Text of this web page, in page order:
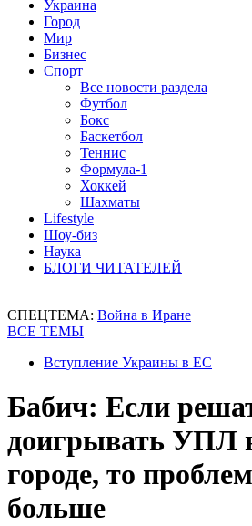
Украина
Город
Мир
Бизнес
Спорт
Все новости раздела
Футбол
Бокс
Баскетбол
Теннис
Формула-1
Хоккей
Шахматы
Lifestyle
Шоу-биз
Наука
БЛОГИ ЧИТАТЕЛЕЙ
СПЕЦТЕМА: Война в Иране
ВСЕ ТЕМЫ
Вступление Украины в ЕС
Бабич: Если
доигрывать УПЛ
городе, то
больше